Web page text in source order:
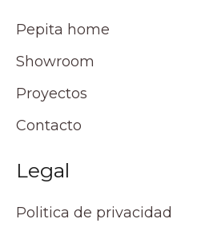
Pepita home
Showroom
Proyectos
Contacto
Legal
Politica de privacidad